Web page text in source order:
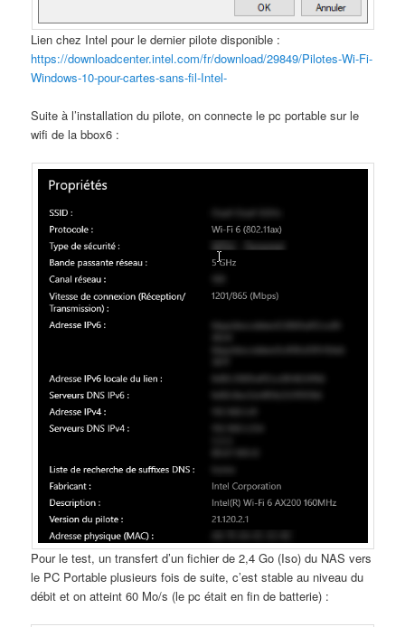
Lien chez Intel pour le dernier pilote disponible :
https://downloadcenter.intel.com/fr/download/29849/Pilotes-Wi-Fi-
Windows-10-pour-cartes-sans-fil-Intel-
Suite à l’installation du pilote, on connecte le pc portable sur le
wifi de la bbox6 :
Pour le test, un transfert d’un fichier de 2,4 Go (Iso) du NAS vers
le PC Portable plusieurs fois de suite, c’est stable au niveau du
débit et on atteint 60 Mo/s (le pc était en fin de batterie) :